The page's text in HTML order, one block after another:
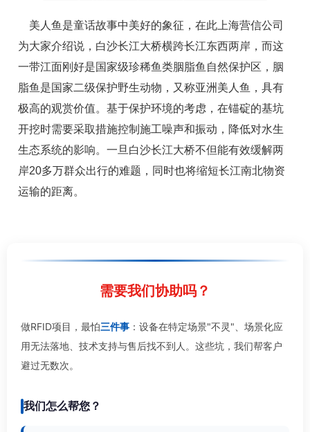
美人鱼是童话故事中美好的象征，在此上海营信公司
为大家介绍说，白沙长江大桥横跨长江东西两岸，而这
一带江面刚好是国家级珍稀鱼类胭脂鱼自然保护区，胭
脂鱼是国家二级保护野生动物，又称亚洲美人鱼，具有
极高的观赏价值。基于保护环境的考虑，在锚碇的基坑
开挖时需要采取措施控制施工噪声和振动，降低对水生
生态系统的影响。一旦白沙长江大桥不但能有效缓解两
岸20多万群众出行的难题，同时也将缩短长江南北物资
运输的距离。
需要我们协助吗？
做RFID项目，最怕三件事 ：设备在特定场景"不灵"、场景化应
用无法落地、技术支持与售后找不到人。这些坑，我们帮客户
避过无数次。
我们怎么帮您？